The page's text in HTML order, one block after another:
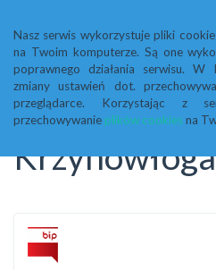
Nasz serwis wykorzystuje pliki
na Twoim komputerze. Są one
poprawnego działania serwisu.
zmiany ustawień dot.
przeglądarce. Korzystając z
przechowywanie plików cookiesna
Biuletyn
Publicznej